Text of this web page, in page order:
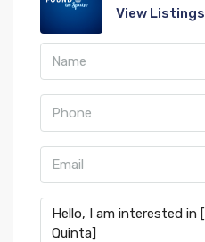
View Listings